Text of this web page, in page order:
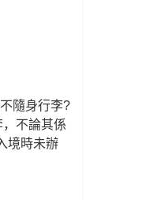
隨身行李?
不論其係
境時未辦